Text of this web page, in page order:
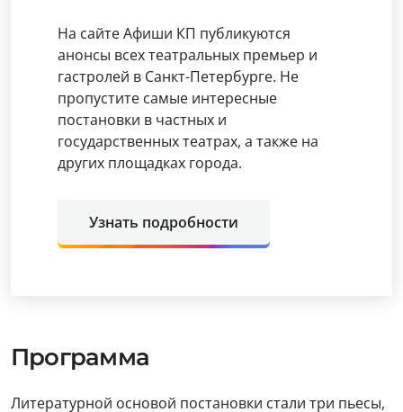
На сайте Афиши КП публикуются
анонсы всех театральных премьер и
гастролей в Санкт-Петербурге. Не
пропустите самые интересные
постановки в частных и
государственных театрах, а также на
других площадках города.
Узнать подробности
Программа
Литературной основой постановки стали три пьесы,